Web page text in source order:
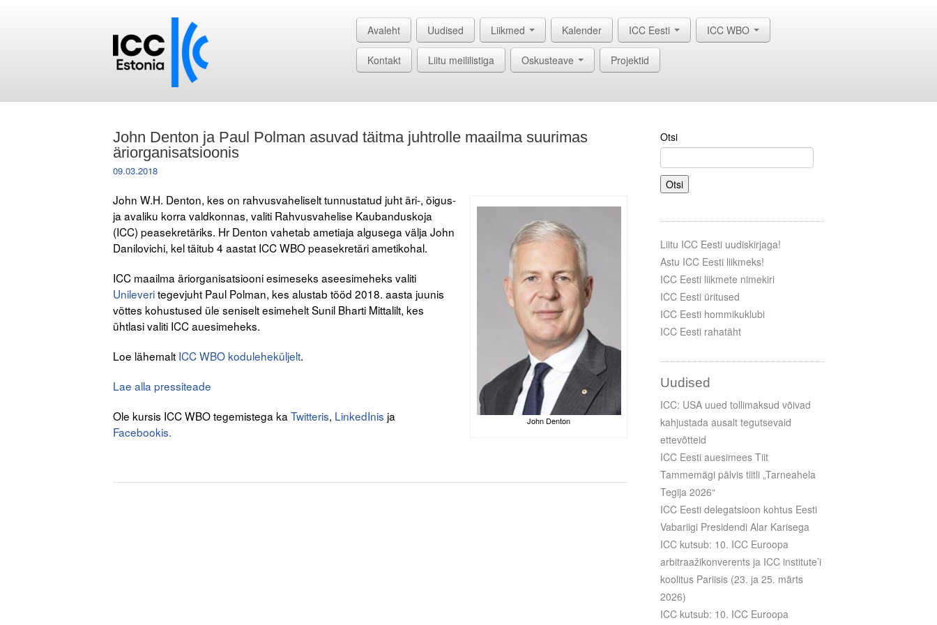
Avaleht Uudised Liikmed Kalender ICC Eesti ICC WBO
Kontakt Liitu meililistiga Oskusteave Projektid
John Denton ja Paul Polman asuvad täitma juhtrolle maailma suurimas
äriorganisatsioonis
09.03.2018
John Denton
John W.H. Denton, kes on rahvusvaheliselt tunnustatud juht äri-, õigus-
ja avaliku korra valdkonnas, valiti Rahvusvahelise Kaubanduskoja
(ICC) peasekretäriks. Hr Denton vahetab ametiaja algusega välja John
Danilovichi, kel täitub 4 aastat ICC WBO peasekretäri ametikohal.
ICC maailma äriorganisatsiooni esimeseks aseesimeheks valiti
Unileveritegevjuht Paul Polman, kes alustab tööd 2018. aasta juunis
võttes kohustused üle seniselt esimehelt Sunil Bharti Mittalilt, kes
ühtlasi valiti ICC auesimeheks.
Loe lähemalt ICC WBO koduleheküljelt.
Lae alla pressiteade
Ole kursis ICC WBO tegemistega ka Twitteris, LinkedInis ja
Facebookis.
Otsi
Otsi
Liitu ICC Eesti uudiskirjaga!
Astu ICC Eesti liikmeks!
ICC Eesti liikmete nimekiri
ICC Eesti üritused
ICC Eesti hommikuklubi
ICC Eesti rahatäht
Uudised
ICC: USA uued tollimaksud võivad
kahjustada ausalt tegutsevaid
ettevõtteid
ICC Eesti auesimees Tiit
Tammemägi pälvis tiitli „Tarneahela
Tegija 2026“
ICC Eesti delegatsioon kohtus Eesti
Vabariigi Presidendi Alar Karisega
ICC kutsub: 10. ICC Euroopa
arbitraažikonverents ja ICC institute’i
koolitus Pariisis (23. ja 25. märts
2026)
ICC kutsub: 10. ICC Euroopa